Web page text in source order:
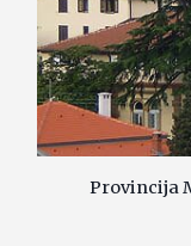
Provincija